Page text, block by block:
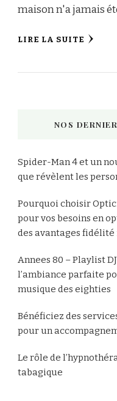
maison n'a jamais
LIRE LA SUITE
NOS
Spider-Man 4 et un
que révèlent les
Pourquoi choisir
pour vos besoins en
des avantages
Annees 80 – Playlist
l’ambiance parfaite
musique des eighties
Bénéficiez des
pour un
Le rôle de
tabagique